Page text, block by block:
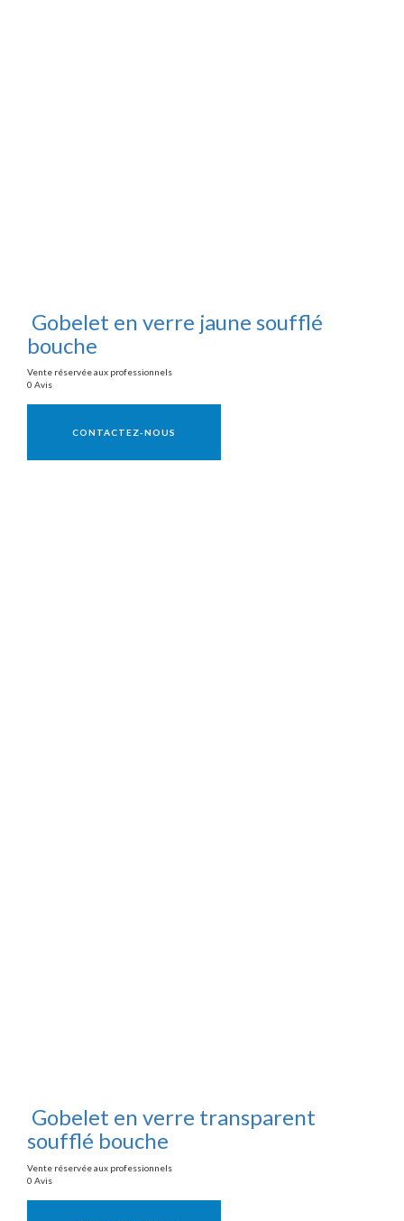
Gobelet en verre jaune soufflé
bouche
Vente réservée aux professionnels
0 Avis
CONTACTEZ-NOUS
Gobelet en verre transparent
soufflé bouche
Vente réservée aux professionnels
0 Avis